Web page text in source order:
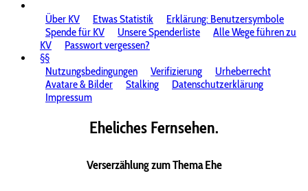
Über KV
Etwas Statistik
Erklärung: Benutzersymbole
Spende für KV
Unsere Spenderliste
Alle Wege führen zu
KV
Passwort vergessen?
§§
Nutzungsbedingungen
Verifizierung
Urheberrecht
Avatare & Bilder
Stalking
Datenschutzerklärung
Impressum
Eheliches Fernsehen.
Verserzählung zum Thema Ehe